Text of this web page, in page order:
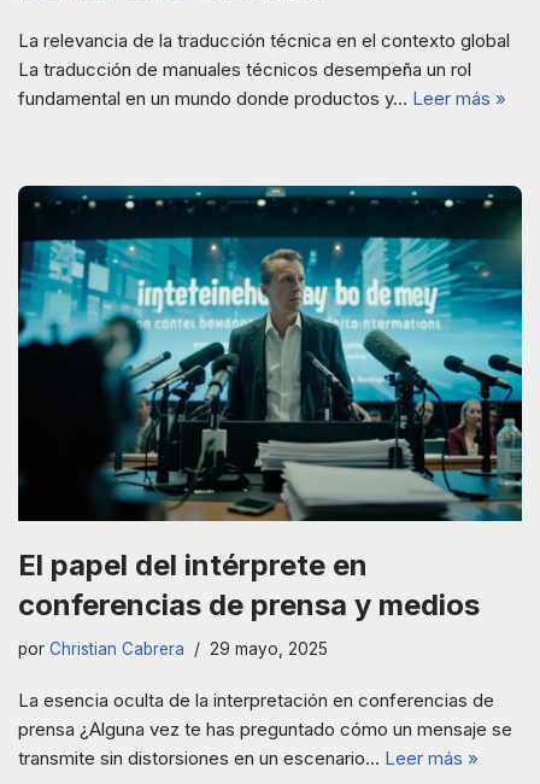
La relevancia de la traducción técnica en el contexto global
La traducción de manuales técnicos desempeña un rol
fundamental en un mundo donde productos y… Leer más »
El papel del intérprete en
conferencias de prensa y medios
por Christian Cabrera 29 mayo, 2025
La esencia oculta de la interpretación en conferencias de
prensa ¿Alguna vez te has preguntado cómo un mensaje se
transmite sin distorsiones en un escenario… Leer más »